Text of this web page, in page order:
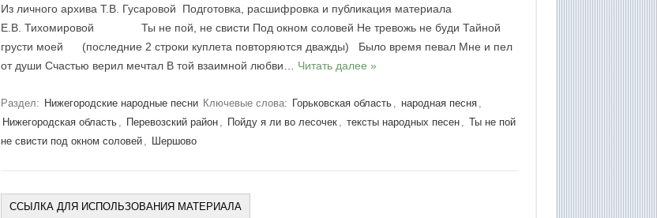
Из личного архива Т.В. Гусаровой Подготовка, расшифровка и публикация материала
Е.В. Тихомировой Ты не пой, не свисти Под окном соловей Не тревожь не буди Тайной
грусти моей (последние 2 строки куплета повторяются дважды) Было время певал Мне и пел
от души Счастью верил мечтал В той взаимной любви… Читать далее »
Раздел: Нижегородские народные песни Ключевые слова: Горьковская область , народная песня ,
Нижегородская область , Перевозский район , Пойду я ли во лесочек , тексты народных песен , Ты не пой
не свисти под окном соловей , Шершово
ССЫЛКА ДЛЯ ИСПОЛЬЗОВАНИЯ МАТЕРИАЛА